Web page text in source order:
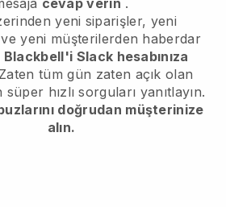
cevap verin .
yeni siparişler, yeni
yeni müşterilerden haberdar
Slack hesabınıza
tüm gün zaten açık olan
hızlı sorguları yanıtlayın.
doğrudan müşterinize
alın.